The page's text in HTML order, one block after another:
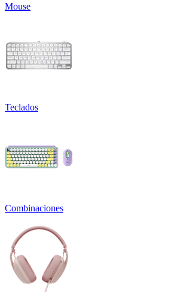
Mouse
Teclados
Combinaciones